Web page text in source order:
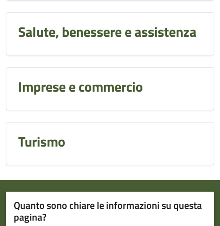
Salute, benessere e assistenza
Imprese e commercio
Turismo
Quanto sono chiare le informazioni su questa
pagina?